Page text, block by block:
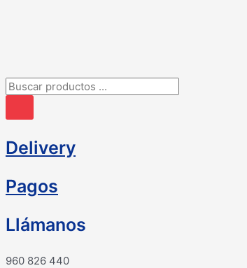
Búsqueda
productos
Delivery
Pagos
Llámanos
960 826 440